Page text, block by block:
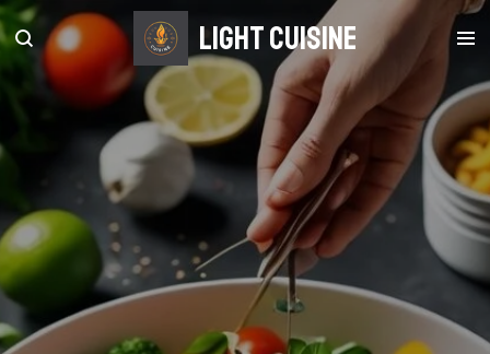
Zum
Hauptinhalt
springen
light Cuisine